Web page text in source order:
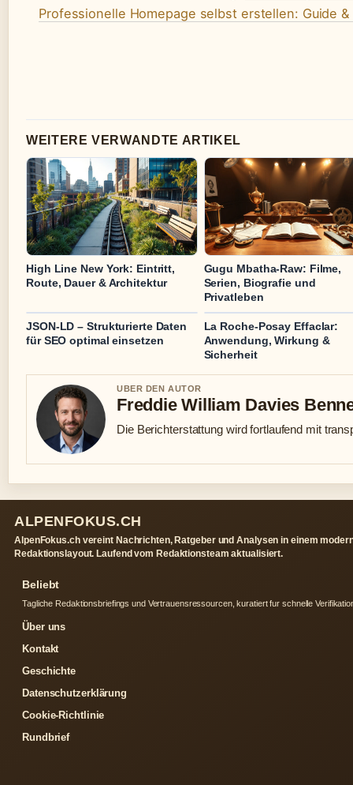
Professionelle Homepage selbst erstellen: Guide &
WEITERE VERWANDTE ARTIKEL
High Line New York: Eintritt,
Route, Dauer & Architektur
Gugu Mbatha-Raw: Filme,
Serien, Biografie und
Privatleben
JSON-LD – Strukturierte Daten
für SEO optimal einsetzen
La Roche-Posay Effaclar:
Anwendung, Wirkung &
Sicherheit
UBER DEN AUTOR
Freddie William Davies
Die Berichterstattung wird fortlaufend mit
ALPENFOKUS.CH
AlpenFokus.ch vereint Nachrichten, Ratgeber und Analysen in einem
Redaktionslayout. Laufend vom Redaktionsteam aktualisiert.
Beliebt
Tagliche Redaktionsbriefings und Vertrauensressourcen, kuratiert fur schnelle
Über uns
Kontakt
Geschichte
Datenschutzerklärung
Cookie-Richtlinie
Rundbrief